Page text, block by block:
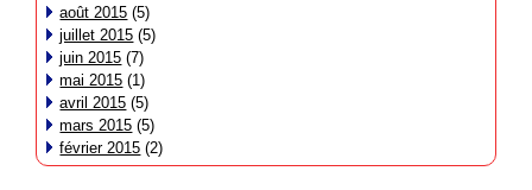
août 2015 (5)
juillet 2015 (5)
juin 2015 (7)
mai 2015 (1)
avril 2015 (5)
mars 2015 (5)
février 2015 (2)